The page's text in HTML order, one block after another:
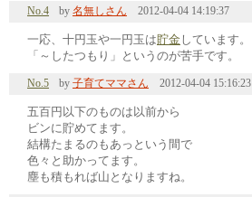
No.4 by 名無しさん 2012-04-04 14:19:37
一応、十円玉や一円玉は貯金 しています。
「～したつもり」というのが苦手です。
No.5 by 子育てママさん 2012-04-04 15:16:23
五百円以下のものは以前から
ビンに貯めてます。
結構たまるのもあっという間で
色々と助かってます。
塵も積もれば山となりますね。